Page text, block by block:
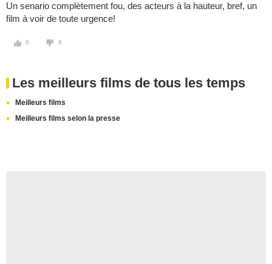
Un senario complètement fou, des acteurs à la hauteur, bref, un
film à voir de toute urgence!
0 0
Les meilleurs films de tous les temps
Meilleurs films
Meilleurs films selon la presse